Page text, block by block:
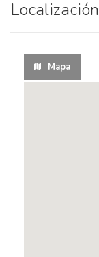
Localización
Mapa